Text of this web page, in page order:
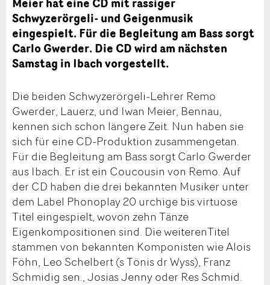
Schwyzerörgeli- und Geigenmusik
eingespielt. Für die Begleitung am Bass sorgt
Carlo Gwerder. Die CD wird am nächsten
Samstag in Ibach vorgestellt.
Die beiden Schwyzerörgeli-Lehrer Remo
Gwerder, Lauerz, und Iwan Meier, Bennau,
kennen sich schon längere Zeit. Nun haben sie
sich für eine CD-Produktion zusammengetan.
Für die Begleitung am Bass sorgt Carlo Gwerder
aus Ibach. Er ist ein Coucousin von Remo. Auf
der CD haben die drei bekannten Musiker unter
dem Label Phonoplay 20 urchige bis virtuose
Titel eingespielt, wovon zehn Tänze
Eigenkompositionen sind. Die weiterenTitel
stammen von bekannten Komponisten wie Alois
Föhn, Leo Schelbert (s Tönis dr Wyss), Franz
Schmidig sen., Josias Jenny oder Res Schmid.